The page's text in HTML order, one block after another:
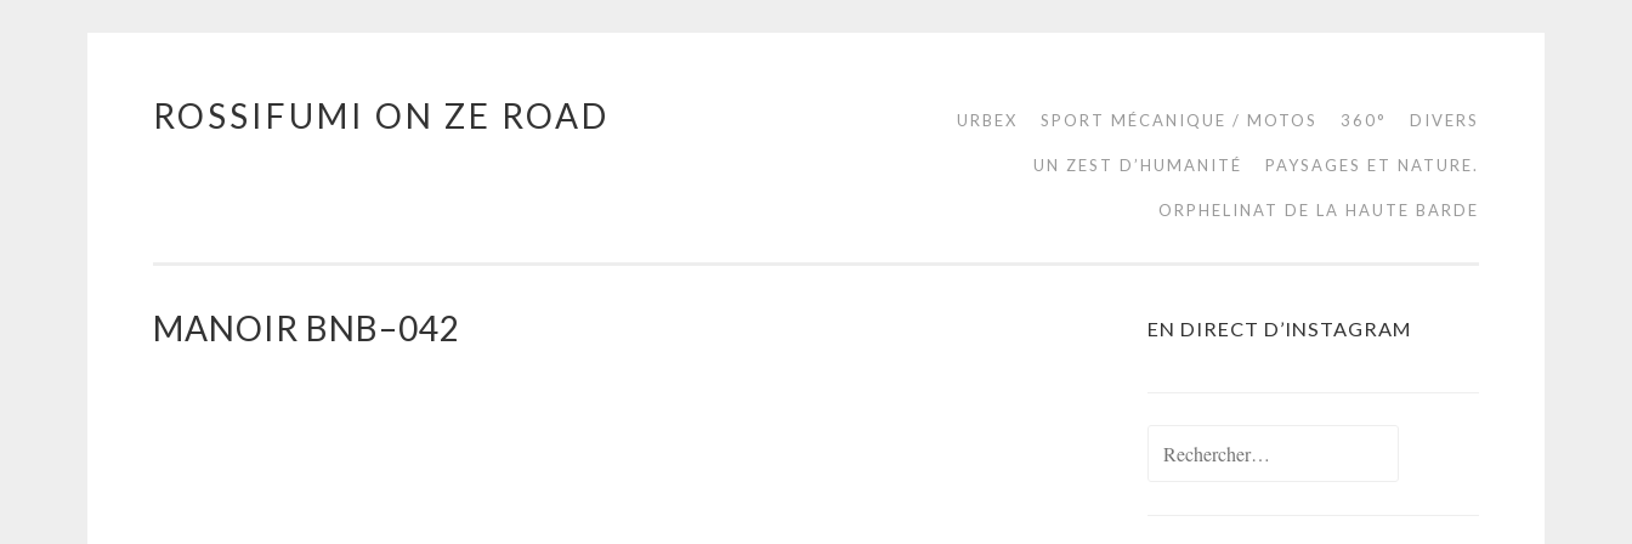
Aller
ROSSIFUMI ON ZE ROAD URBEX SPORT MÉCANIQUE / MOTOS 360° DIVERS
UN ZEST D’HUMANITÉ PAYSAGES ET NATURE.
ORPHELINAT DE LA HAUTE BARDE
MANOIR BNB–042 EN DIRECT D’INSTAGRAM